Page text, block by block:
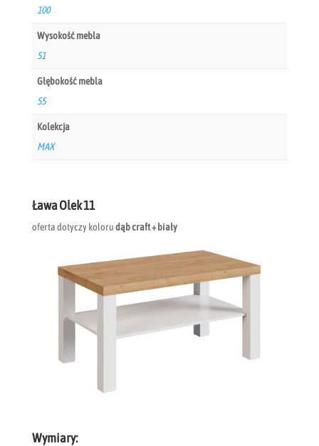
Ława Olek 11
oferta dotyczy kolorudąb craft + biały
Wymiary:
100
Wysokość mebla
51
Głębokość mebla
55
Kolekcja
MAX